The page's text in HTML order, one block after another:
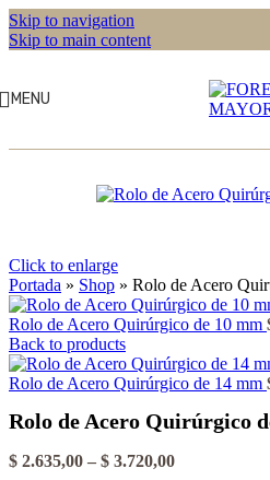
Skip to navigation
Skip to main content
MENU
Click to enlarge
Portada » Shop » Rolo de Acero
Rolo de Acero Quirúrgico de 10 mm
Back to products
Rolo de Acero Quirúrgico de 14 mm
Rolo de Acero Quirúrgico
$ 2.635,00 – $ 3.720,00Rango